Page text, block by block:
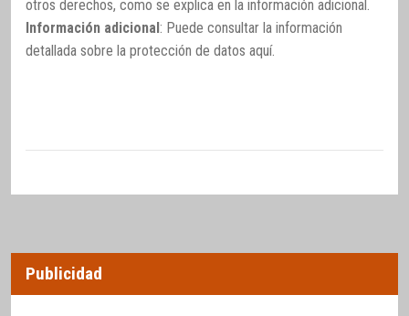
otros derechos, como se explica en la información adicional.
Información adicional : Puede consultar la información
detallada sobre la protección de datos aquí.
Publicidad